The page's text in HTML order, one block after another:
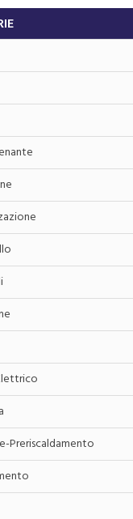
Preriscaldamento